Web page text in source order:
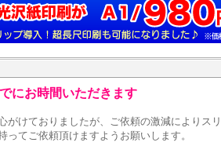
にお時間いただきます
がけておりましたが、ご依頼の激減によりス
ってご依頼頂けますようお願いします。